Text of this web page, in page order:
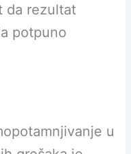
da rezultat
potpuno
u